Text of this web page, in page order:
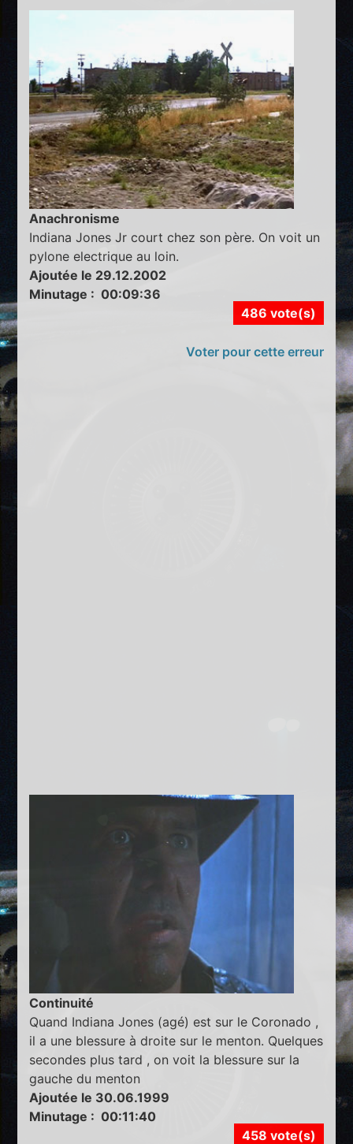
Anachronisme
Indiana Jones Jr court chez son père. On voit un
pylone electrique au loin.
Ajoutée le 29.12.2002
Minutage : 00:09:36
486 vote(s)
Voter pour cette erreur
Continuité
Quand Indiana Jones (agé) est sur le Coronado ,
il a une blessure à droite sur le menton. Quelques
secondes plus tard , on voit la blessure sur la
gauche du menton
Ajoutée le 30.06.1999
Minutage : 00:11:40
458 vote(s)